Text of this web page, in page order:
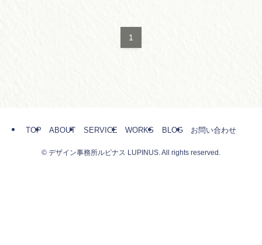
1
TOP ABOUT SERVICE WORKS BLOG お問い合わせ
© デザイン事務所ルピナス LUPINUS. All rights reserved.